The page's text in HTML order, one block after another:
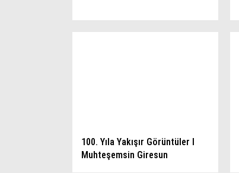
100. Yıla Yakışır Görüntüler I
Muhteşemsin Giresun